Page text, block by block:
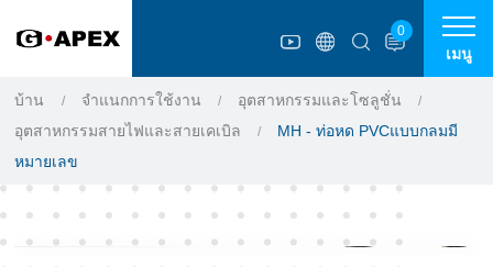
เมนู
0
บ้าน จำแนกการใช้งาน
อุตสาหกรรมและโซลูชั่น
อุตสาหกรรมสายไฟและสายเคเบิล
MH - ท่อหด PVCแบบกลมมี
หมายเลข